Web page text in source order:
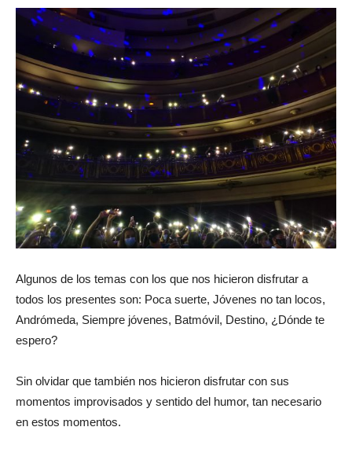
Algunos de los temas con los que nos hicieron disfrutar a
todos los presentes son: Poca suerte, Jóvenes no tan locos,
Andrómeda, Siempre jóvenes, Batmóvil, Destino, ¿Dónde te
espero?
Sin olvidar que también nos hicieron disfrutar con sus
momentos improvisados y sentido del humor, tan necesario
en estos momentos.